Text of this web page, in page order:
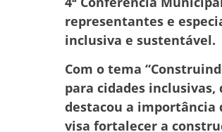
representantes e
inclusiva e sustentável.
Com o tema
para cidades
destacou a
visa fortalecer a